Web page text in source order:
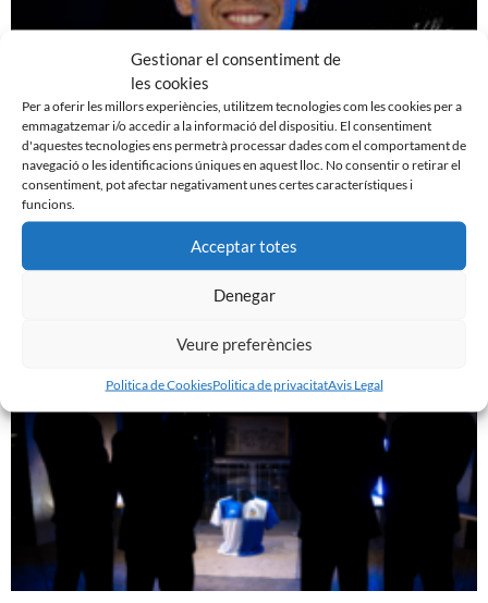
Gestionar el consentiment de
les cookies
Per a oferir les millors experiències, utilitzem tecnologies com les cookies per a
emmagatzemar i/o accedir a la informació del dispositiu. El consentiment
d'aquestes tecnologies ens permetrà processar dades com el comportament de
navegació o les identificacions úniques en aquest lloc. No consentir o retirar el
consentiment, pot afectar negativament unes certes característiques i
funcions.
Acceptar totes
Denegar
Veure preferències
Politica de CookiesPolitica de privacitatAvis Legal
GASTÓN VALLES, NOU JUGADOR DEL CE SABADELL
30 de juliol de 2026